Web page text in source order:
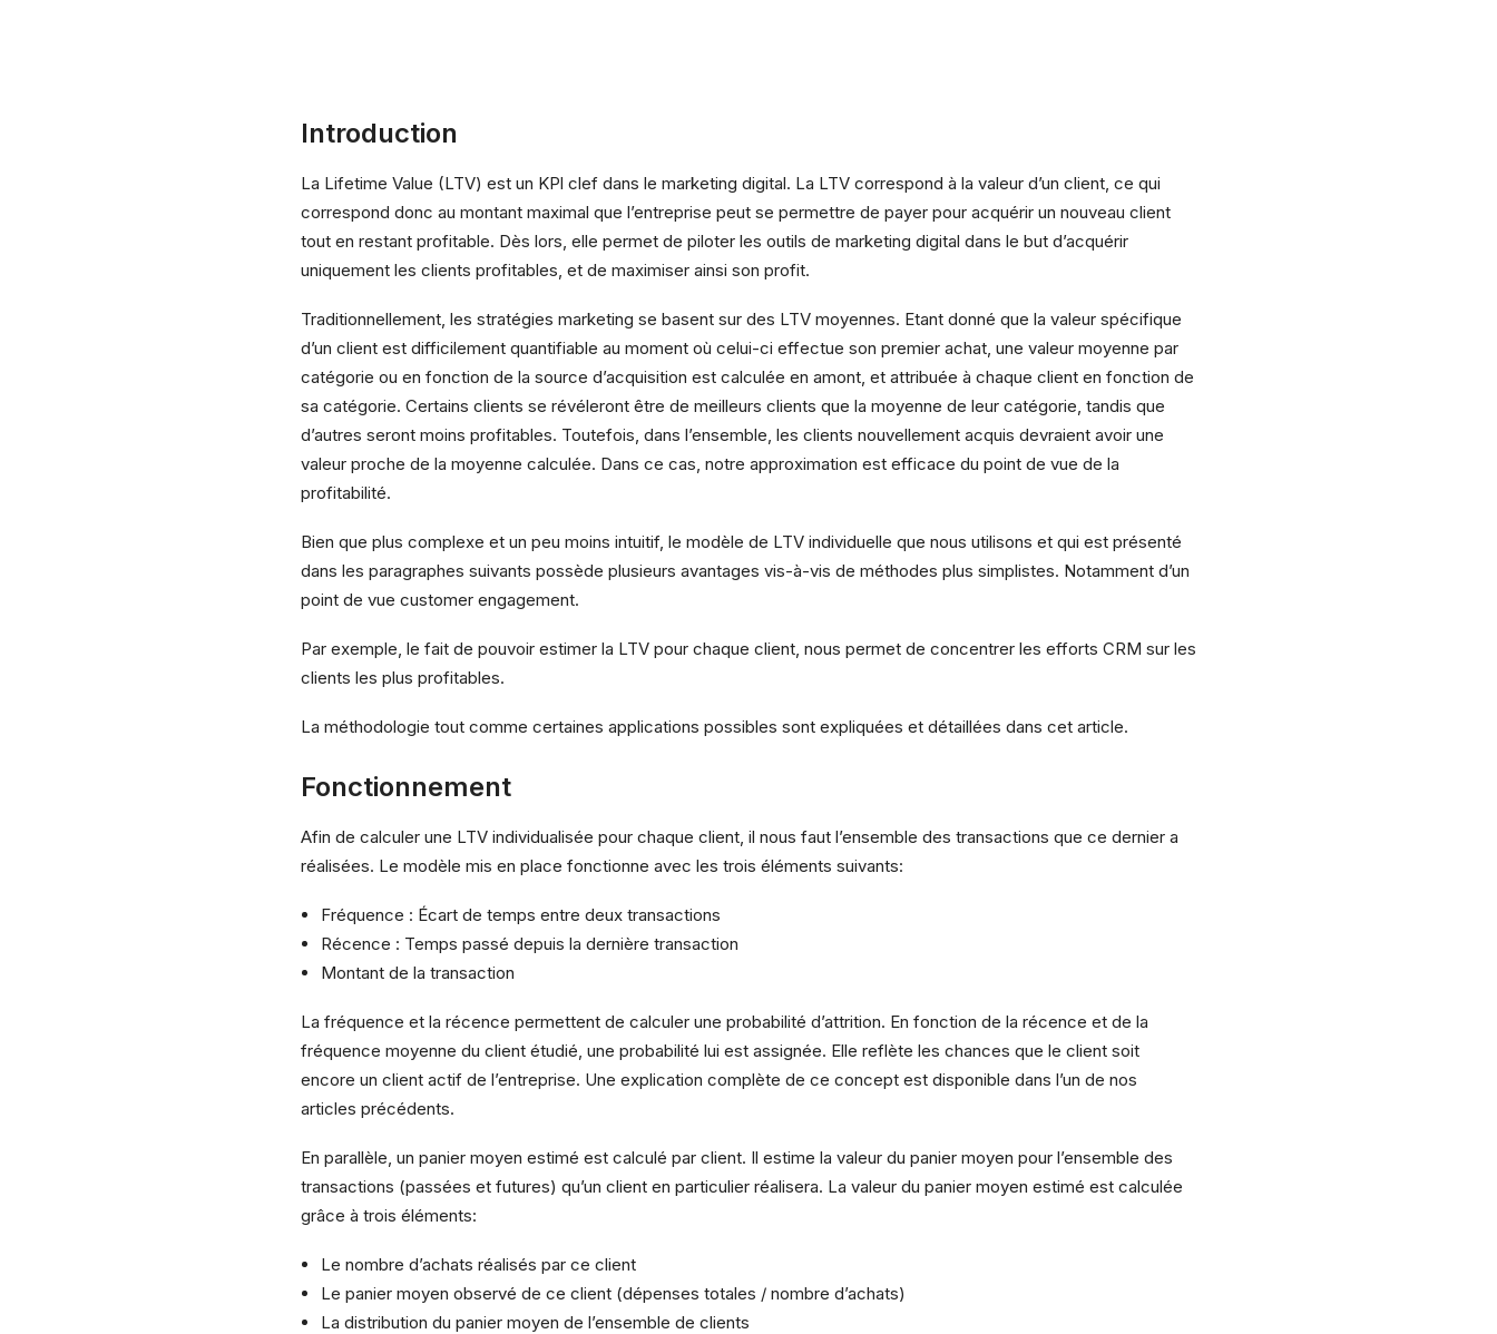
Introduction
La Lifetime Value (LTV) est un KPl clef dans le marketing digital. La LTV correspond à la valeur d’un client, ce qui
correspond donc au montant maximal que l’entreprise peut se permettre de payer pour acquérir un nouveau client
tout en restant profitable. Dès lors, elle permet de piloter les outils de marketing digital dans le but d’acquérir
uniquement les clients profitables, et de maximiser ainsi son profit.
Traditionnellement, les stratégies marketing se basent sur des LTV moyennes. Etant donné que la valeur spécifique
d’un client est difficilement quantifiable au moment où celui-ci effectue son premier achat, une valeur moyenne par
catégorie ou en fonction de la source d’acquisition est calculée en amont, et attribuée à chaque client en fonction de
sa catégorie. Certains clients se révéleront être de meilleurs clients que la moyenne de leur catégorie, tandis que
d’autres seront moins profitables. Toutefois, dans l’ensemble, les clients nouvellement acquis devraient avoir une
valeur proche de la moyenne calculée. Dans ce cas, notre approximation est efficace du point de vue de la
profitabilité.
Bien que plus complexe et un peu moins intuitif, le modèle de LTV individuelle que nous utilisons et qui est présenté
dans les paragraphes suivants possède plusieurs avantages vis-à-vis de méthodes plus simplistes. Notamment d’un
point de vue customer engagement.
Par exemple, le fait de pouvoir estimer la LTV pour chaque client, nous permet de concentrer les efforts CRM sur les
clients les plus profitables.
La méthodologie tout comme certaines applications possibles sont expliquées et détaillées dans cet article.
Fonctionnement
Afin de calculer une LTV individualisée pour chaque client, il nous faut l’ensemble des transactions que ce dernier a
réalisées. Le modèle mis en place fonctionne avec les trois éléments suivants:
Fréquence : Écart de temps entre deux transactions
Récence : Temps passé depuis la dernière transaction
Montant de la transaction
La fréquence et la récence permettent de calculer une probabilité d’attrition. En fonction de la récence et de la
fréquence moyenne du client étudié, une probabilité lui est assignée. Elle reflète les chances que le client soit
encore un client actif de l’entreprise. Une explication complète de ce concept est disponible dans l’un de nos
articles précédents.
En parallèle, un panier moyen estimé est calculé par client. Il estime la valeur du panier moyen pour l’ensemble des
transactions (passées et futures) qu’un client en particulier réalisera. La valeur du panier moyen estimé est calculée
grâce à trois éléments:
Le nombre d’achats réalisés par ce client
Le panier moyen observé de ce client (dépenses totales / nombre d’achats)
La distribution du panier moyen de l’ensemble de clients